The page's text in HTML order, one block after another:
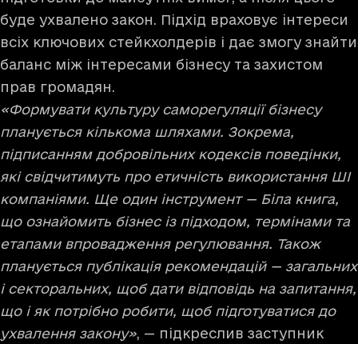
буде ухвалено закон. Підхід враховує інтереси
всіх ключових стейкхолдерів і дає змогу знайти
баланс між інтересами бізнесу та захистом
прав громадян.
«Формувати культуру саморегуляції бізнесу
планується кількома шляхами. Зокрема,
підписанням добровільних кодексів поведінки,
які свідчитимуть про етичність використання ШІ
компаніями. Ще один інструмент — Біла книга,
що ознайомить бізнес із підходом, термінами та
етапами впровадження регулювання. Також
планується публікація рекомендацій — загальних
і секторальних, щоб дати відповідь на запитання,
що і як потрібно робити, щоб підготуватися до
ухвалення закону», — підкреслив заступник